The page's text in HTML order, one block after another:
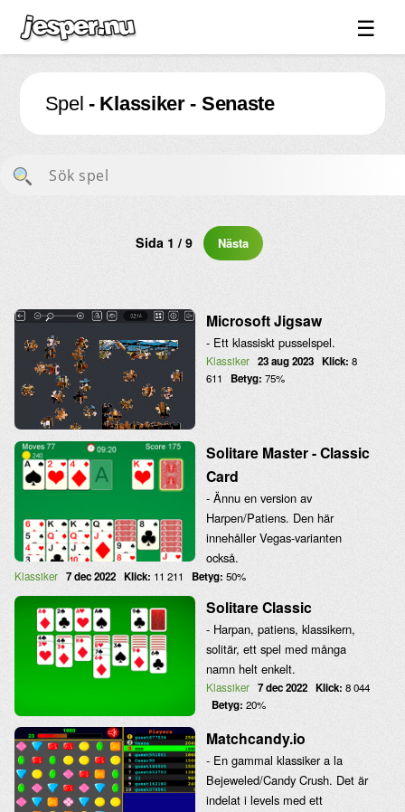
☰
Spel ↓
Bilder ↓
Forum ↓
Länkar
Spel - Klassiker - Senaste
Sida 1 / 9 Nästa
Microsoft Jigsaw
- Ett klassiskt pusselspel.
Klassiker 23 aug 2023 Klick: 8
611
Betyg: 75%
Solitare Master - Classic
Card
- Ännu en version av
Harpen/Patiens. Den här
innehåller Vegas-varianten
också.
Klassiker 7 dec 2022 Klick: 11 211 Betyg: 50%
Solitare Classic
- Harpan, patiens, klassikern,
solitär, ett spel med många
namn helt enkelt.
Klassiker 7 dec 2022 Klick: 8 044
Betyg: 20%
Matchcandy.io
- En gammal klassiker a la
Bejeweled/Candy Crush. Det är
indelat i levels med ett